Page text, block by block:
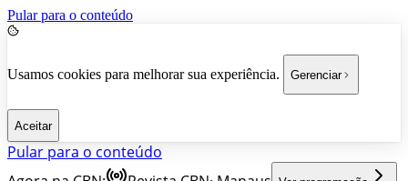
Pular para o conteúdo
Usamos cookies para melhorar sua experiência. Gerenciar
Aceitar
Pular para o conteúdo